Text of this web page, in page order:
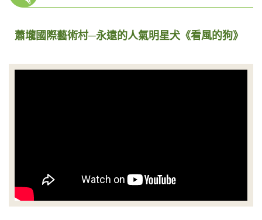
蕭壠國際藝術村─永遠的人氣明星犬《看風的狗》